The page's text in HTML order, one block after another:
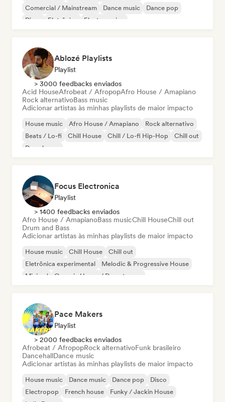
Comercial / Mainstream
Dance music
Dance pop
Disco
Eletrônica Electro swing
Ablozé Playlists
Playlist
> 3000 feedbacks enviados
Acid HouseAfrobeat / AfropopAfro House / Amapiano
Rock alternativoBass music
Adicionar artistas às minhas playlists de maior impacto
House music Afro House / Amapiano
Rock alternativo
Beats / Lo-fi
Chill House Chill / Lo-fi Hip-Hop
Chill out
Deep house
Focus Electronica
Playlist
> 1400 feedbacks enviados
Afro House / AmapianoBass musicChill HouseChill out
Drum and Bass
Adicionar artistas às minhas playlists de maior impacto
House music Chill House
Chill out
Eletrônica experimental
Melodic & Progressive House
Minimal
Organic House / Downtempo
Pace Makers
Playlist
> 2000 feedbacks enviados
Afrobeat / AfropopRock alternativoFunk brasileiro
DancehallDance music
Adicionar artistas às minhas playlists de maior impacto
House music Dance music Dance pop
Disco
Electropop
French house
Funky / Jackin House